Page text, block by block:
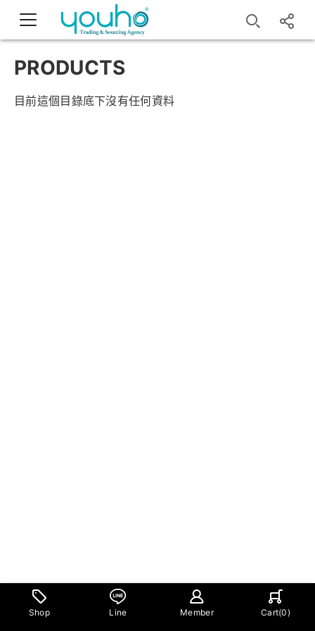
PRODUCTS
目前這個目錄底下沒有任何資料
Shop Line Member Cart(0)